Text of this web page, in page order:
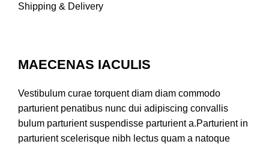
Shipping & Delivery
MAECENAS IACULIS
Vestibulum curae torquent diam diam commodo
parturient penatibus nunc dui adipiscing convallis
bulum parturient suspendisse parturient a.Parturient in
parturient scelerisque nibh lectus quam a natoque